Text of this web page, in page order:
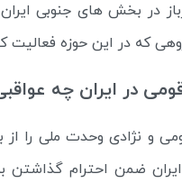
در بخش های جنوبی
که در این حوزه فعالیت
در ایران چه
و نژادی وحدت ملی را
ضمن احترام گذاشتن